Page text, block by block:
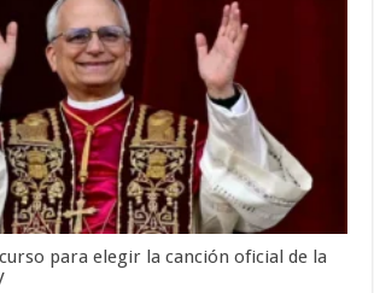
para elegir la canción oficial de la